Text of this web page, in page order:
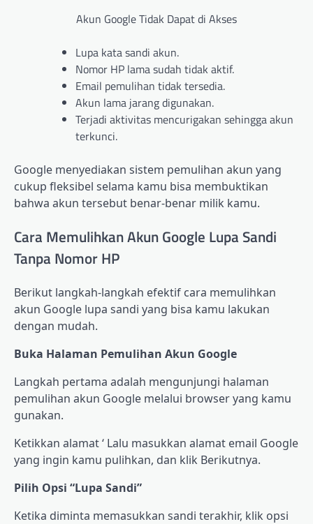
Akun Google Tidak Dapat di Akses
Lupa kata sandi akun.
Nomor HP lama sudah tidak aktif.
Email pemulihan tidak tersedia.
Akun lama jarang digunakan.
Terjadi aktivitas mencurigakan sehingga akun
terkunci.
Google menyediakan sistem pemulihan akun yang
cukup fleksibel selama kamu bisa membuktikan
bahwa akun tersebut benar-benar milik kamu.
Cara Memulihkan Akun Google Lupa Sandi
Tanpa Nomor HP
Berikut langkah-langkah efektif cara memulihkan
akun Google lupa sandi yang bisa kamu lakukan
dengan mudah.
Buka Halaman Pemulihan Akun Google
Langkah pertama adalah mengunjungi halaman
pemulihan akun Google melalui browser yang kamu
gunakan.
Ketikkan alamat ‘ Lalu masukkan alamat email Google
yang ingin kamu pulihkan, dan klik Berikutnya.
Pilih Opsi “Lupa Sandi”
Ketika diminta memasukkan sandi terakhir, klik opsi